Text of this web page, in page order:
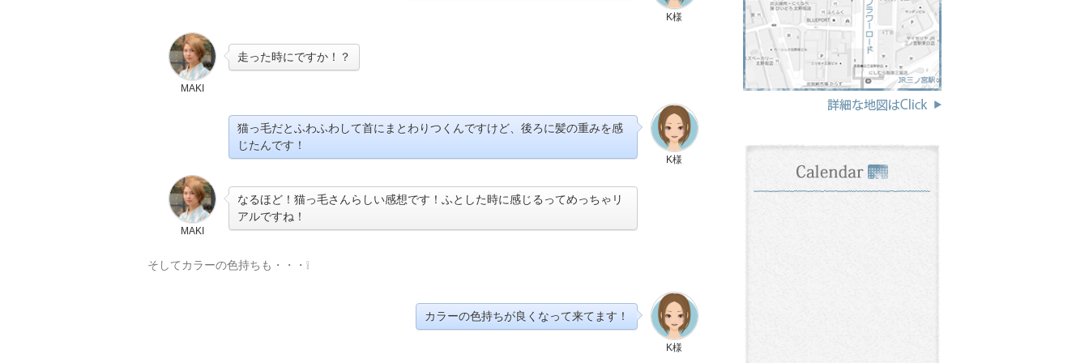
K様
MAKI
走った時にですか！？
K様
猫っ毛だとふわふわして首にまとわりつくんですけど、後ろに髪の重みを感
じたんです！
MAKI
なるほど！猫っ毛さんらしい感想です！ふとした時に感じるってめっちゃリ
アルですね！
そしてカラーの色持ちも・・・❕
K様
カラーの色持ちが良くなって来てます！